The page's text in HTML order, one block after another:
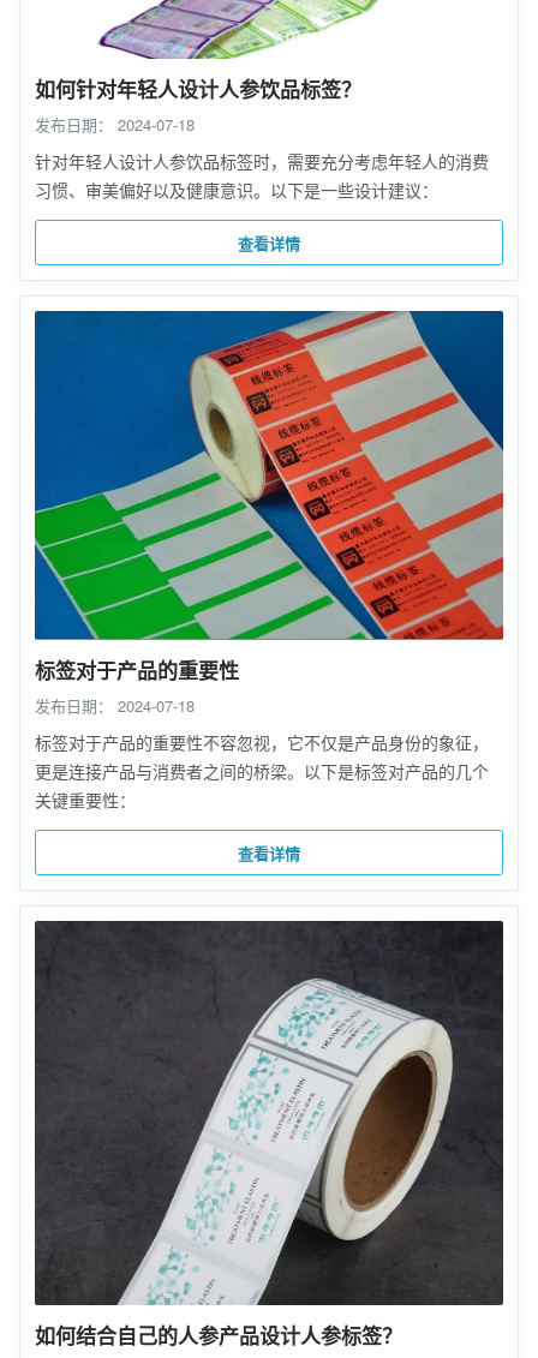
如何针对年轻人设计人参饮品标签？
发布日期： 2024-07-18
针对年轻人设计人参饮品标签时，需要充分考虑年轻人的消费
习惯、审美偏好以及健康意识。以下是一些设计建议：
查看详情
标签对于产品的重要性
发布日期： 2024-07-18
标签对于产品的重要性不容忽视，它不仅是产品身份的象征，
更是连接产品与消费者之间的桥梁。以下是标签对产品的几个
关键重要性：
查看详情
如何结合自己的人参产品设计人参标签？